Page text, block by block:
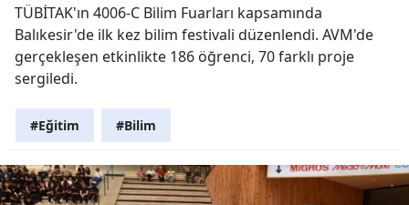
TÜBİTAK'ın 4006-C Bilim Fuarları kapsamında
Balıkesir'de ilk kez bilim festivali düzenlendi. AVM'de
gerçekleşen etkinlikte 186 öğrenci, 70 farklı proje
sergiledi.
#Eğitim #Bilim